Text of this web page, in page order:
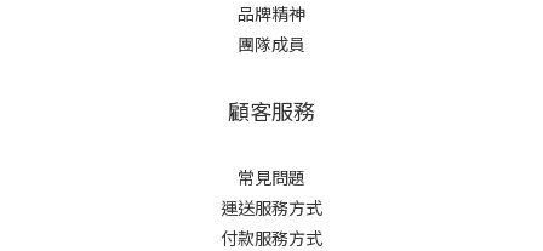
品牌精神
團隊成員
顧客服務
常見問題
運送服務方式
付款服務方式